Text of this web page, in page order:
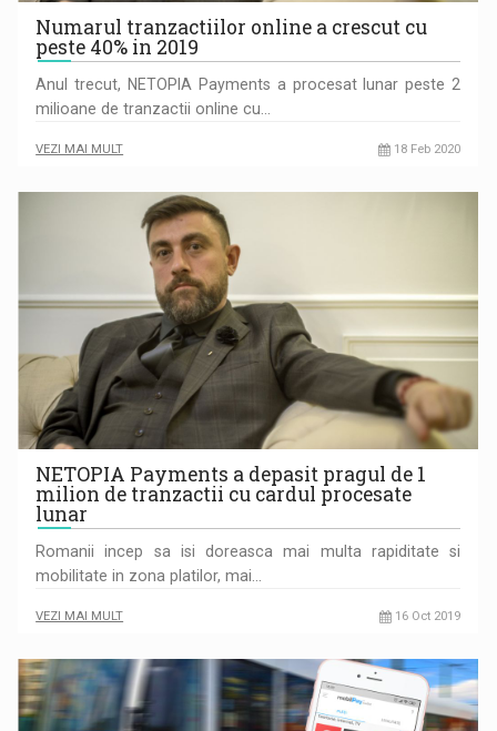
Numarul tranzactiilor online a crescut cu
peste 40% in 2019
Anul trecut, NETOPIA Payments a procesat lunar peste 2
milioane de tranzactii online cu…
VEZI MAI MULT 18 Feb 2020
NETOPIA Payments a depasit pragul de 1
milion de tranzactii cu cardul procesate
lunar
Romanii incep sa isi doreasca mai multa rapiditate si
mobilitate in zona platilor, mai…
VEZI MAI MULT 16 Oct 2019